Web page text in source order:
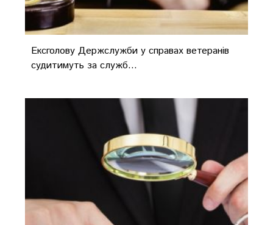
Ексголову Держслужби у справах ветеранів
судитимуть за служб...